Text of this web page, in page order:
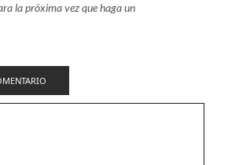
la próxima vez que haga un